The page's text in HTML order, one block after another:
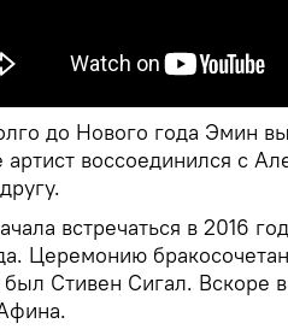
до Нового года Эмин
артист воссоединился с
встречаться в 2016
Церемонию
был Стивен Сигал.